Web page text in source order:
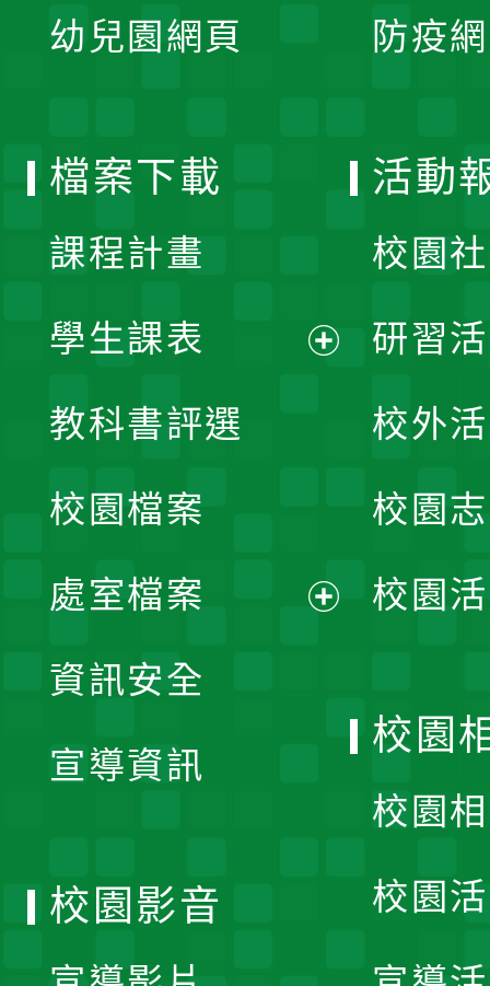
幼兒園網頁 防疫
檔案下載
課程計畫
學生課表
單
教科書評選
校園檔案
處室檔案
資訊安全
宣導資訊
活動
校園
研習
校外
校園
校園
校園
校園
校園
校園影音